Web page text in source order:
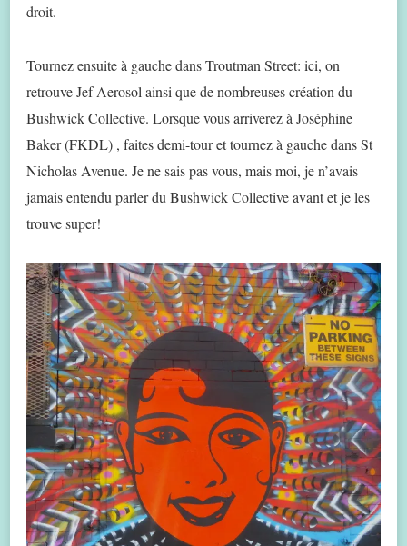
droit.
Tournez ensuite à gauche dans Troutman Street: ici, on
retrouve Jef Aerosol ainsi que de nombreuses création du
Bushwick Collective. Lorsque vous arriverez à Joséphine
Baker (FKDL) , faites demi-tour et tournez à gauche dans St
Nicholas Avenue. Je ne sais pas vous, mais moi, je n’avais
jamais entendu parler du Bushwick Collective avant et je les
trouve super!